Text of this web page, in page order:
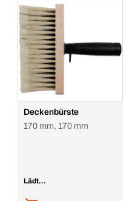
Deckenbürste
170 mm, 170 mm
Lädt...